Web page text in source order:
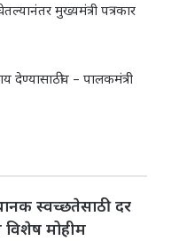
मुख्यमंत्री पत्रकार
देण्यासाठीच – पालकमंत्री
स्वच्छतेसाठी दर
विशेष मोहीम